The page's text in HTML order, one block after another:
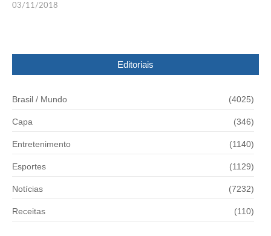
03/11/2018
Editoriais
Brasil / Mundo (4025)
Capa (346)
Entretenimento (1140)
Esportes (1129)
Notícias (7232)
Receitas (110)